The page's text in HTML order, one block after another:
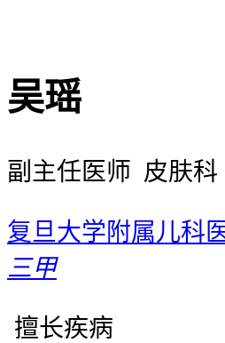
吴瑶
副主任医师 皮肤科
复旦大学附属儿科
三甲
擅长疾病